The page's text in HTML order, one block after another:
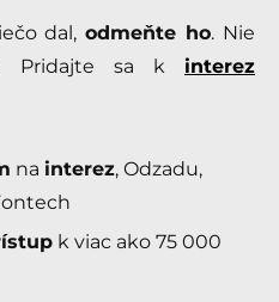
dal,odmeňte ho. Nie
Pridajte sa k interez
na interez, Odzadu,
k viac ako 75 000